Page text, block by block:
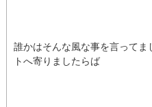
誰かはそんな風な事を言って
トへ寄りましたらば